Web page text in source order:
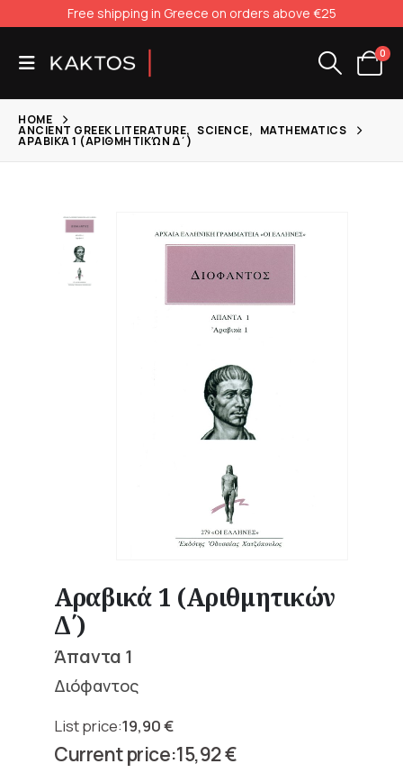
Free shipping in Greece on orders above €25
0
HOME
ANCIENT GREEK LITERATURE, SCIENCE, MATHEMATICS
ΑΡΑΒΙΚΆ 1 (ΑΡΙΘΜΗΤΙΚΏΝ Δ΄)
Αραβικά 1 (Αριθμητικών
Δ΄)
Άπαντα 1
Διόφαντος
19,90€
Original
price 15,92€